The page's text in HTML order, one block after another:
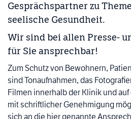
Gesprächspartner zu
seelische Gesundheit.
Wir sind bei allen Presse-
für Sie ansprechbar!
Zum Schutz von Bewohnern,
sind Tonaufnahmen, das
Filmen innerhalb der Klinik und
mit schriftlicher Genehmigung
sich an die hier genannte